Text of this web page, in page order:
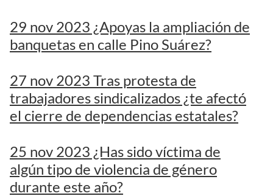
29 nov 2023 ¿Apoyas la ampliación de
banquetas en calle Pino Suárez?
27 nov 2023 Tras protesta de
trabajadores sindicalizados ¿te afectó
el cierre de dependencias estatales?
25 nov 2023 ¿Has sido víctima de
algún tipo de violencia de género
durante este año?